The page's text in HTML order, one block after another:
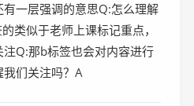
一层强调的意思Q:怎么理解
类似于老师上课标记重点，
Q:那b标签也会对内容进行
们关注吗？A